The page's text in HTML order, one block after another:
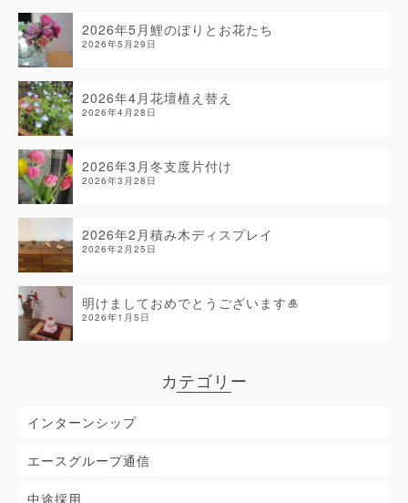
2026年5月鯉のぼりとお花たち
2026年5月29日
2026年4月花壇植え替え
2026年4月28日
2026年3月冬支度片付け
2026年3月28日
2026年2月積み木ディスプレイ
2026年2月25日
明けましておめでとうございます🎍
2026年1月5日
カテゴリー
インターンシップ
エースグループ通信
中途採用